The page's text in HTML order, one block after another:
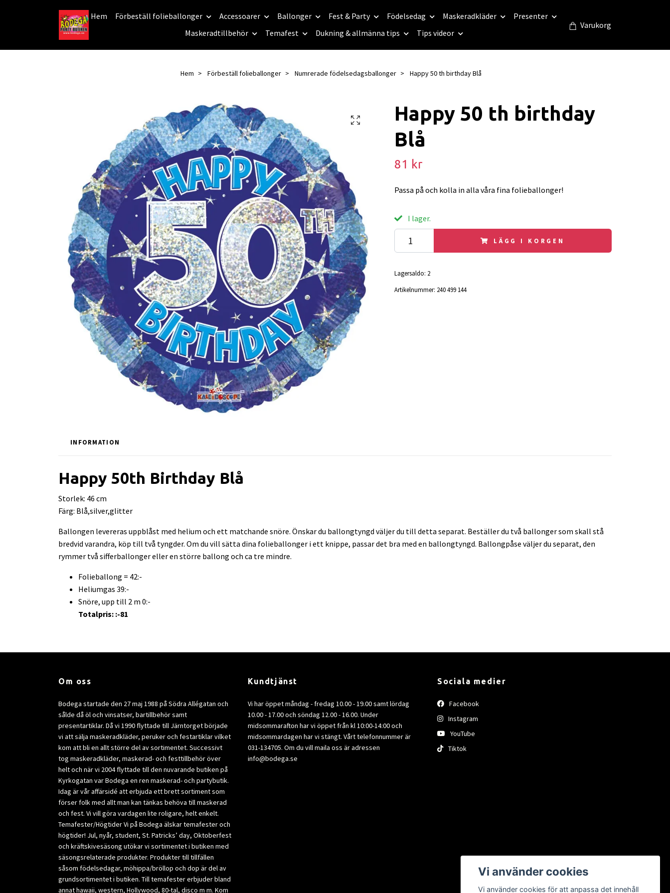
Hem Förbeställ folieballonger Accessoarer Ballonger Fest & Party Födelsedag Maskeradkläder
Presenter
Maskeradtillbehör
Temafest Dukning & allmänna tips Tips videor
Varukorg
Hem Förbeställ folieballonger Numrerade födelsedagsballonger Happy 50 th birthday Blå
Happy 50 th birthday
Blå
81 kr
Passa på och kolla in alla våra fina folieballonger!
I lager.
LÄGG I KORGEN
Lagersaldo: 2
Artikelnummer: 240 499 144
INFORMATION
Happy 50th Birthday Blå
Storlek: 46 cm
Färg: Blå,silver,glitter
Ballongen levereras uppblåst med helium och ett matchande snöre. Önskar du ballongtyngd väljer du till detta separat. Beställer du två ballonger som skall stå
bredvid varandra, köp till två tyngder. Om du vill sätta dina folieballonger i ett knippe, passar det bra med en ballongtyngd. Ballongpåse väljer du separat, den
rymmer två sifferballonger eller en större ballong och ca tre mindre.
Folieballong = 42:-
Heliumgas 39:-
Snöre, upp till 2 m 0:-
Totalpris: :-81
Om oss
Bodega startade den 27 maj 1988 på Södra Allégatan och
sålde då öl och vinsatser, bartillbehör samt
presentartiklar. Då vi 1990 flyttade till Järntorget började
vi att sälja maskeradkläder, peruker och festartiklar vilket
kom att bli en allt större del av sortimentet. Successivt
tog maskeradkläder, maskerad- och festtillbehör över
helt och när vi 2004 flyttade till den nuvarande butiken på
Kyrkogatan var Bodega en ren maskerad- och partybutik.
Idag är vår affärsidé att erbjuda ett brett sortiment som
förser folk med allt man kan tänkas behöva till maskerad
och fest. Vi vill göra vardagen lite roligare, helt enkelt.
Temafester/Högtider Vi på Bodega älskar temafester och
högtider! Jul, nyår, student, St. Patricks’ day, Oktoberfest
och kräftskivesäsong utökar vi sortimentet i butiken med
säsongsrelaterade produkter. Produkter till tillfällen
såsom födelsedagar, möhippa/bröllop och dop är del av
grundsortimentet i butiken. Till temafester erbjuder bland
annat hawaii, western, Hollywood, 80-tal, disco m m. Kom
Kundtjänst
Vi har öppet måndag - fredag 10.00 - 19.00 samt lördag
10.00 - 17.00 och söndag 12.00 - 16.00. Under
midsommarafton har vi öppet från kl 10:00-14:00 och
midsommardagen har vi stängt. Vårt telefonnummer är
031-134705. Om du vill maila oss är adressen
info@bodega.se
Sociala medier
Facebook
Instagram
YouTube
Tiktok
Vi använder cookies
Vi använder cookies för att anpassa det innehåll